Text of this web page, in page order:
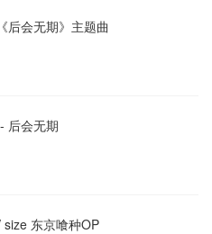
后会无期》主题曲
后会无期
size 东京喰种OP